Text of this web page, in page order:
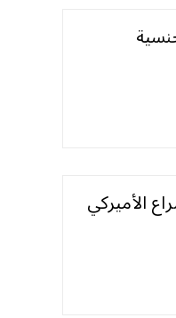
الأميركي